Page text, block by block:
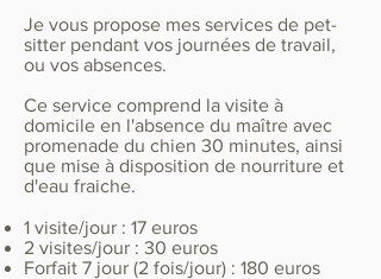
Je vous propose mes services de pet-
sitter pendant vos journées de travail,
ou vos absences.
Ce service comprend la visite à
domicile en l'absence du maître avec
promenade du chien 30 minutes, ainsi
que mise à disposition de nourriture et
d'eau fraiche.
1 visite/jour : 17 euros
2 visites/jour : 30 euros
Forfait 7 jour (2 fois/jour) : 180 euros